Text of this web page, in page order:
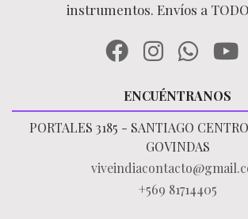
instrumentos. Envíos a
ENCUÉNTRANOS
PORTALES 3185 - SANTIAGO
GOVINDAS
+569 81714405